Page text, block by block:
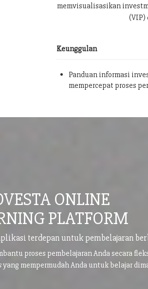
memvisualisasikan
(VIP)
Keunggulan
Panduan informasi
mempercepat proses
ONLINE
PLATFORM
terdepan untuk pembelajaran
proses pembelajaran Anda secara
yang mempermudah Anda untuk belajar